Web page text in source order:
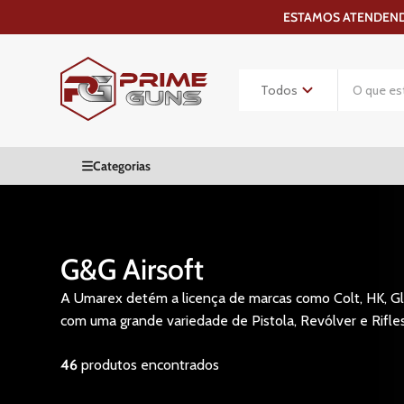
ESTAMOS
G&G Airsoft
A Umarex detém a licença de marcas como Colt, HK,
com uma grande variedade de Pistola, Revólver e
46produtos